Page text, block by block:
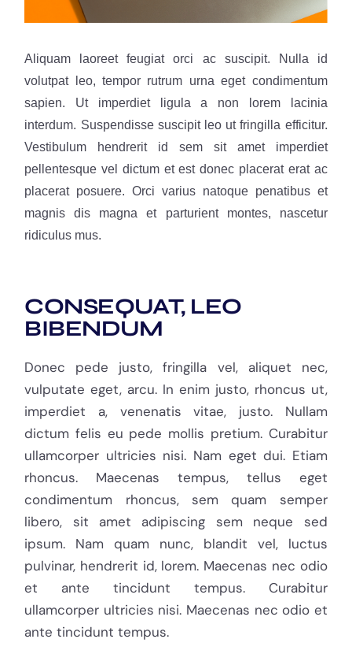
Aliquam laoreet feugiat orci ac suscipit. Nulla id
volutpat leo, tempor rutrum urna eget condimentum
sapien. Ut imperdiet ligula a non lorem lacinia
interdum. Suspendisse suscipit leo ut fringilla efficitur.
Vestibulum hendrerit id sem sit amet imperdiet
pellentesque vel dictum et est donec placerat erat ac
placerat posuere. Orci varius natoque penatibus et
magnis dis magna et parturient montes, nascetur
ridiculus mus.
CONSEQUAT, LEO
BIBENDUM
Donec pede justo, fringilla vel, aliquet nec,
vulputate eget, arcu. In enim justo, rhoncus ut,
imperdiet a, venenatis vitae, justo. Nullam
dictum felis eu pede mollis pretium. Curabitur
ullamcorper ultricies nisi. Nam eget dui. Etiam
rhoncus. Maecenas tempus, tellus eget
condimentum rhoncus, sem quam semper
libero, sit amet adipiscing sem neque sed
ipsum. Nam quam nunc, blandit vel, luctus
pulvinar, hendrerit id, lorem. Maecenas nec odio
et ante tincidunt tempus. Curabitur
ullamcorper ultricies nisi. Maecenas nec odio et
ante tincidunt tempus.